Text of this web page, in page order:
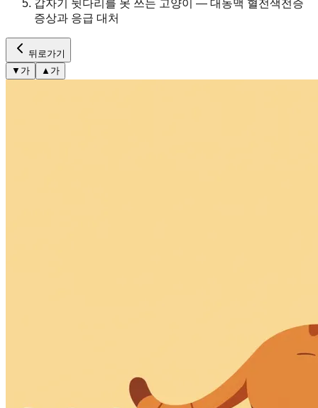
갑자기 뒷다리를 못 쓰는 고양이 — 대동맥 혈전색전증
증상과 응급 대처
뒤로가기
▼ 가 ▲ 가